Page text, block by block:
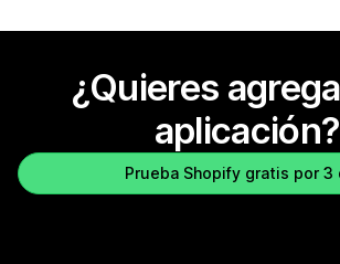
¿Quieres
aplicación?
Prueba Shopify gratis por 3